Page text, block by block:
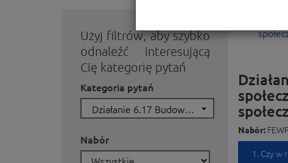
Użyj filtrów, aby szybko
odnaleźć interesującą
Cię kategorię pytań
Kategoria pytań
Działanie 6.17 Budowanie potencjału społeczeństwa obywatelskiego i partnerów społecznych
Nabór
Nabór:
Czy w